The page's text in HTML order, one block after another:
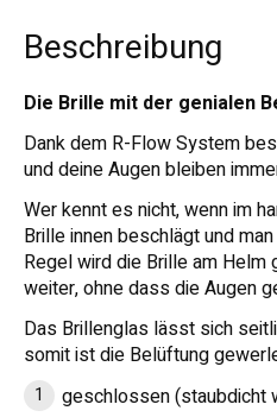
Beschreibung
Die Brille mit der genialen
Dank dem R-Flow System
und deine Augen bleiben
Wer kennt es nicht, wenn im
Brille innen beschlägt und
Regel wird die Brille am Helm
weiter, ohne dass die Augen
Das Brillenglas lässt sich
somit ist die Belüftung
geschlossen (staubdicht